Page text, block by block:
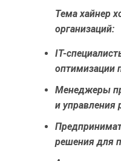
Тема хайнер
организаций:
IT-
оптимизации
Менеджеры
и управления
решения для